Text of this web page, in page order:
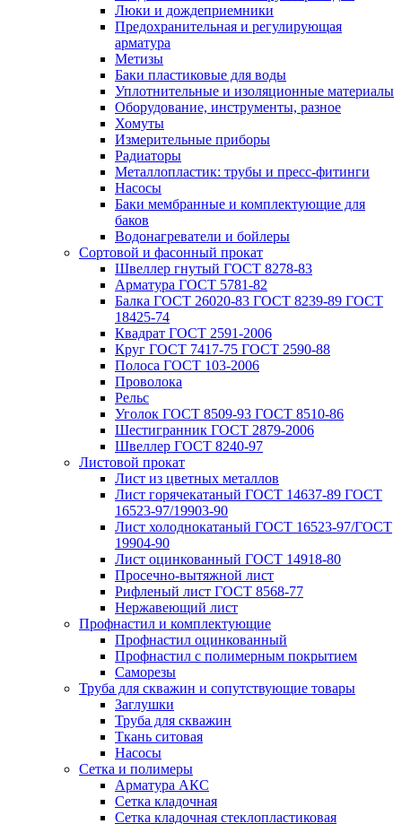
Люки и дождеприемники
Предохранительная и регулирующая
арматура
Метизы
Баки пластиковые для воды
Уплотнительные и изоляционные материалы
Оборудование, инструменты, разное
Хомуты
Измерительные приборы
Радиаторы
Металлопластик: трубы и пресс-фитинги
Насосы
Баки мембранные и комплектующие для
баков
Водонагреватели и бойлеры
Сортовой и фасонный прокат
Швеллер гнутый ГОСТ 8278-83
Арматура ГОСТ 5781-82
Балка ГОСТ 26020-83 ГОСТ 8239-89 ГОСТ
18425-74
Квадрат ГОСТ 2591-2006
Круг ГОСТ 7417-75 ГОСТ 2590-88
Полоса ГОСТ 103-2006
Проволока
Рельс
Уголок ГОСТ 8509-93 ГОСТ 8510-86
Шестигранник ГОСТ 2879-2006
Швеллер ГОСТ 8240-97
Листовой прокат
Лист из цветных металлов
Лист горячекатаный ГОСТ 14637-89 ГОСТ
16523-97/19903-90
Лист холоднокатаный ГОСТ 16523-97/ГОСТ
19904-90
Лист оцинкованный ГОСТ 14918-80
Просечно-вытяжной лист
Рифленый лист ГОСТ 8568-77
Нержавеющий лист
Профнастил и комплектующие
Профнастил оцинкованный
Профнастил с полимерным покрытием
Саморезы
Труба для скважин и сопутствующие товары
Заглушки
Труба для скважин
Ткань ситовая
Насосы
Сетка и полимеры
Арматура АКС
Сетка кладочная
Сетка кладочная стеклопластиковая